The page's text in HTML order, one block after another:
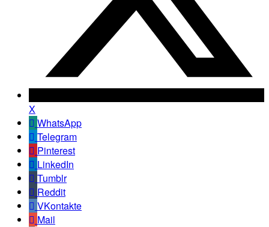
X
WhatsApp
Telegram
Pinterest
LinkedIn
Tumblr
Reddit
VKontakte
Mail